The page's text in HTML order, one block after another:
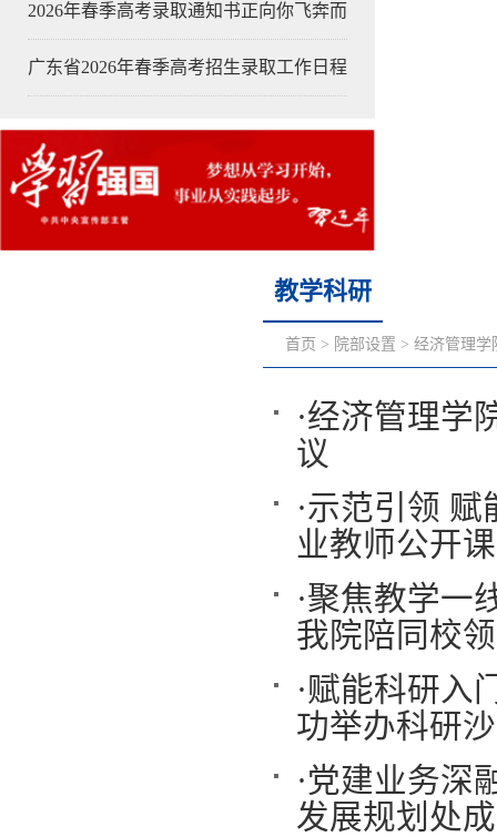
2026年春季高考录取通知书正向你飞奔而
广东省2026年春季高考招生录取工作日程
教学科研
首页 > 院部设置 > 经济管理学
·经济管理学
议
·示范引领 赋
业教师公开
·聚焦教学一
我院陪同校
·赋能科研入
功举办科研
·党建业务深
发展规划处